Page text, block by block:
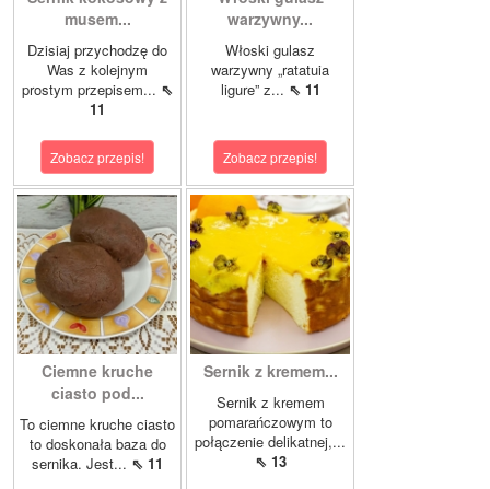
musem...
Dzisiaj przychodzę do
Was z kolejnym
prostym przepisem... ⇖
11
Zobacz przepis!
warzywny...
Włoski gulasz
warzywny „ratatuia
ligure” z... ⇖ 11
Zobacz przepis!
Ciemne kruche
ciasto pod...
To ciemne kruche ciasto
to doskonała baza do
sernika. Jest... ⇖ 11
Sernik z kremem...
Sernik z kremem
pomarańczowym to
połączenie delikatnej,...
⇖ 13